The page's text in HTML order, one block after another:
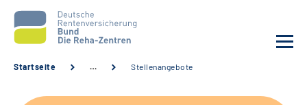
Startseite … Stellenangebote